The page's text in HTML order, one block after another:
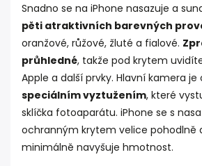
Snadno se na iPhone nasazuje a
pěti atraktivních barevných
oranžové, růžové, žluté a fialové.
průhledné, takže pod krytem
Apple a další prvky. Hlavní kamera je
speciálním vyztužením, které
sklíčka fotoaparátu. iPhone se s
ochranným krytem velice pohodlně
minimálně navyšuje hmotnost.